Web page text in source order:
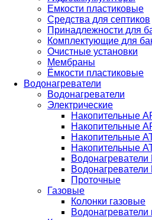
Емкости пластиковые
Средства для септиков
Принадлежности для
Комплектующие для
Очистные установки
Мембраны
Ёмкости пластиковые
Водонагреватели
Водонагреватели
Электрические
Накопительные
Накопительные
Накопительные
Накопительные
Водонагреватели
Водонагреватели
Проточные
Газовые
Колонки газовые